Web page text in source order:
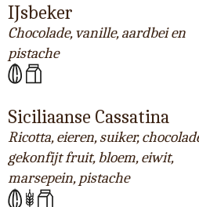
IJsbeker
Chocolade, vanille, aardbei en
pistache
Siciliaanse Cassatina
Ricotta, eieren, suiker,
gekonfijt fruit, bloem, eiwit,
marsepein, pistache